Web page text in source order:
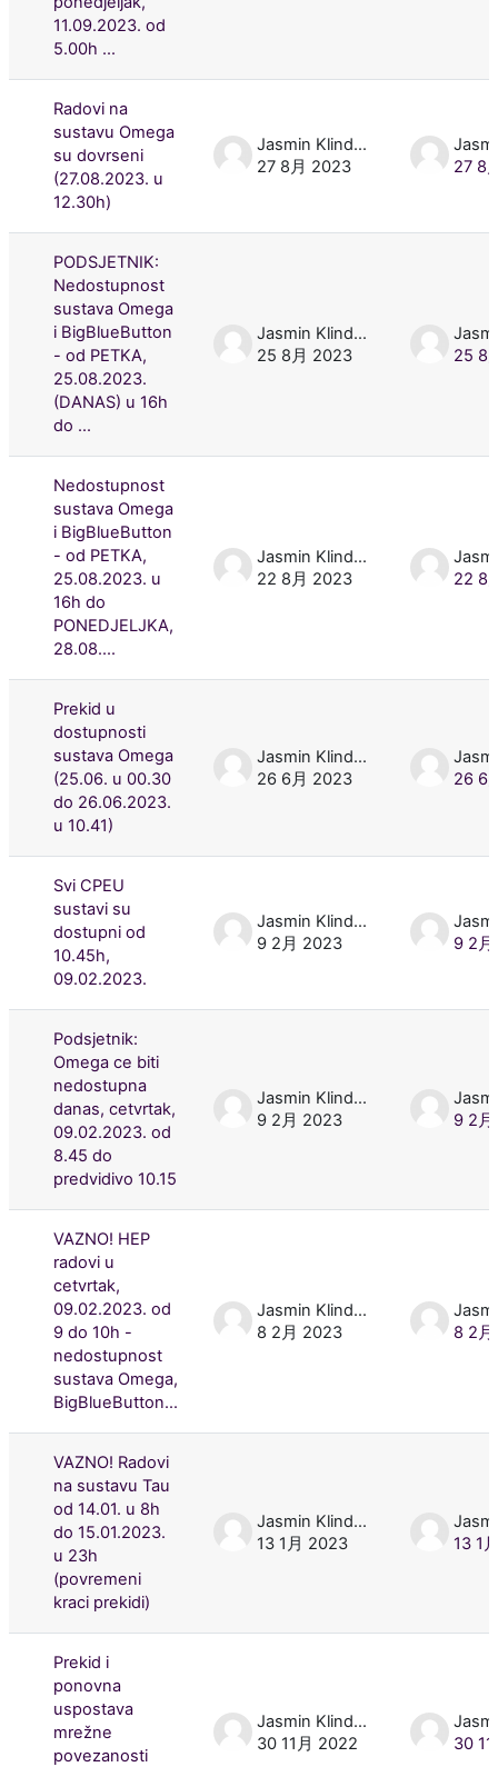
11.09.2023. od
5.00h ...
Radovi na
sustavu Omega
su dovrseni
(27.08.2023. u
12.30h)
Jasmin Klindžić
27 8月 2023
27 8
PODSJETNIK:
Nedostupnost
sustava Omega
i BigBlueButton
- od PETKA,
25.08.2023.
(DANAS) u 16h
do ...
Jasmin Klindžić
25 8月 2023
25 8
Nedostupnost
sustava Omega
i BigBlueButton
- od PETKA,
25.08.2023. u
16h do
PONEDJELJKA,
28.08....
Jasmin Klindžić
22 8月 2023
22 8
Prekid u
dostupnosti
sustava Omega
(25.06. u 00.30
do 26.06.2023.
u 10.41)
Jasmin Klindžić
26 6月 2023
26 6
Svi CPEU
sustavi su
dostupni od
10.45h,
09.02.2023.
Jasmin Klindžić
9 2月 2023
9 2
Podsjetnik:
Omega ce biti
nedostupna
danas, cetvrtak,
09.02.2023. od
8.45 do
predvidivo 10.15
Jasmin Klindžić
9 2月 2023
9 2
VAZNO! HEP
radovi u
cetvrtak,
09.02.2023. od
9 do 10h -
nedostupnost
sustava Omega,
BigBlueButton...
Jasmin Klindžić
8 2月 2023
8 2
VAZNO! Radovi
na sustavu Tau
od 14.01. u 8h
do 15.01.2023.
u 23h
(povremeni
kraci prekidi)
Jasmin Klindžić
13 1月 2023
13 1
Prekid i
ponovna
uspostava
mrežne
povezanosti
Jasmin Klindžić
30 11月 2022
30